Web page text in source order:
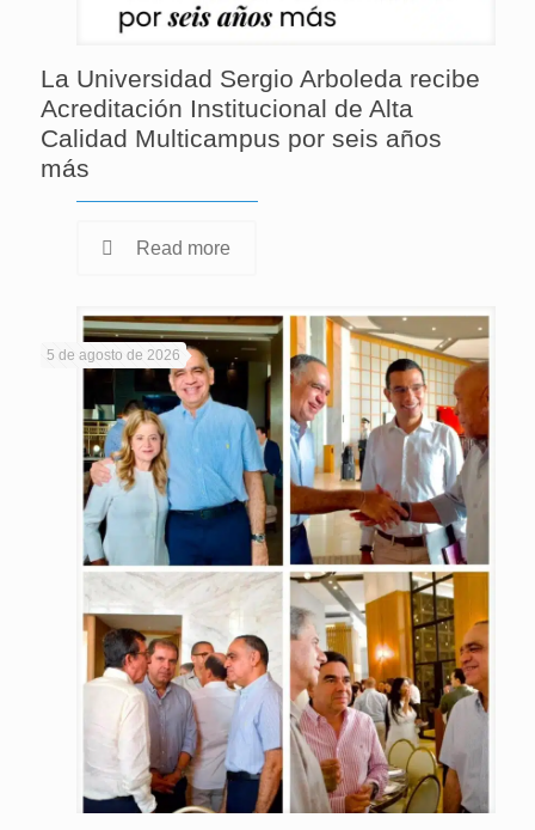
La Universidad Sergio Arboleda recibe
Acreditación Institucional de Alta
Calidad Multicampus por seis años
más
Read more
5 de agosto de 2026